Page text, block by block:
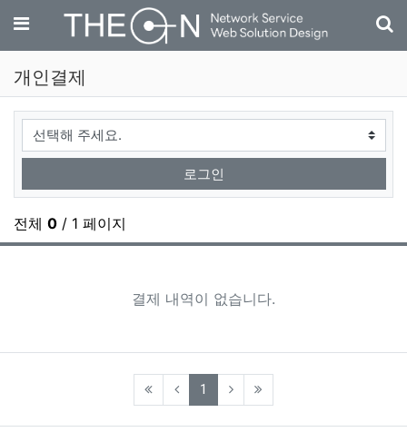
메뉴
개인결제
로그인
전체 0 / 1 페이지
결제 내역이 없습니다.
1 (current)